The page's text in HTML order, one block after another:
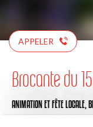
APPELER
Brocante du
ANIMATION ET FÊTE LOCALE,